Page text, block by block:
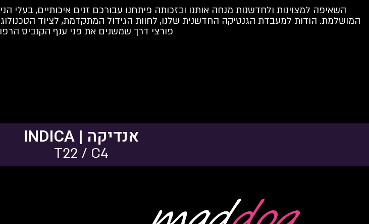
השאיפה למצוינות ולחדשנות מנחה אותנו ובזכותה פיתחנו עבורכם זנים איכותיים,
המושלמת. הודות למעבדת הגנטיקה החדשנית שלנו, לחוות הגידול המתקדמת, לציוד
פורצי דרך שמשנים את פני ענף הקנביס
אנדיקה | INDICA
T22 / C4